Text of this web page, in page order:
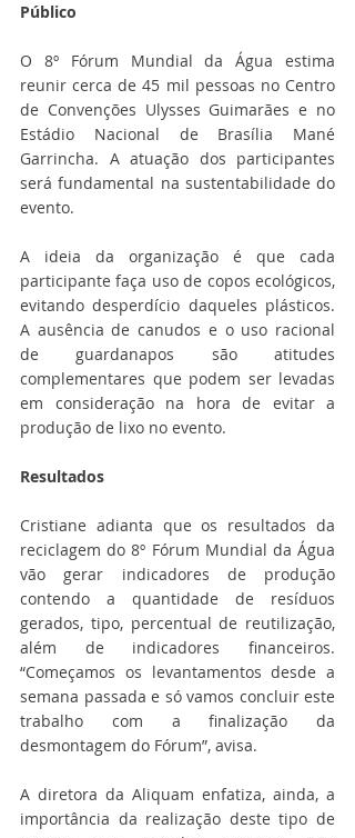
Público
O 8º Fórum Mundial da Água estima
reunir cerca de 45 mil pessoas no Centro
de Convenções Ulysses Guimarães e no
Estádio Nacional de Brasília Mané
Garrincha. A atuação dos participantes
será fundamental na sustentabilidade do
evento.
A ideia da organização é que cada
participante faça uso de copos ecológicos,
evitando desperdício daqueles plásticos.
A ausência de canudos e o uso racional
de guardanapos são atitudes
complementares que podem ser levadas
em consideração na hora de evitar a
produção de lixo no evento.
Resultados
Cristiane adianta que os resultados da
reciclagem do 8º Fórum Mundial da Água
vão gerar indicadores de produção
contendo a quantidade de resíduos
gerados, tipo, percentual de reutilização,
além de indicadores financeiros.
“Começamos os levantamentos desde a
semana passada e só vamos concluir este
trabalho com a finalização da
desmontagem do Fórum”, avisa.
A diretora da Aliquam enfatiza, ainda, a
importância da realização deste tipo de